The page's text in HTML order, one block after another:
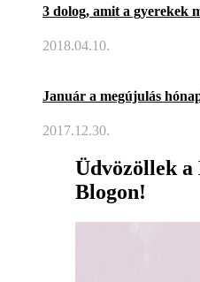
3 dolog, amit a gyerekek
2018.04.10.
Január a megújulás
2017.12.30.
Üdvözöllek
Blogon!